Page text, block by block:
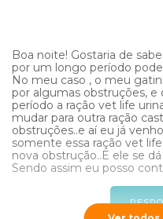
Boa noite! Gostaria de
por um longo período
No meu caso , o meu
por algumas obstruções,
período a ração vet life
mudar para outra ração
obstruções..e aí eu já
somente essa ração vet
nova obstrução..E ele se
Sendo assim eu posso